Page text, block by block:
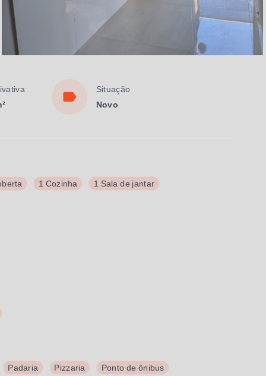
Situação
Novo
1 Cozinha 1 Sala de jantar
Padaria Pizzaria Ponto de ônibus